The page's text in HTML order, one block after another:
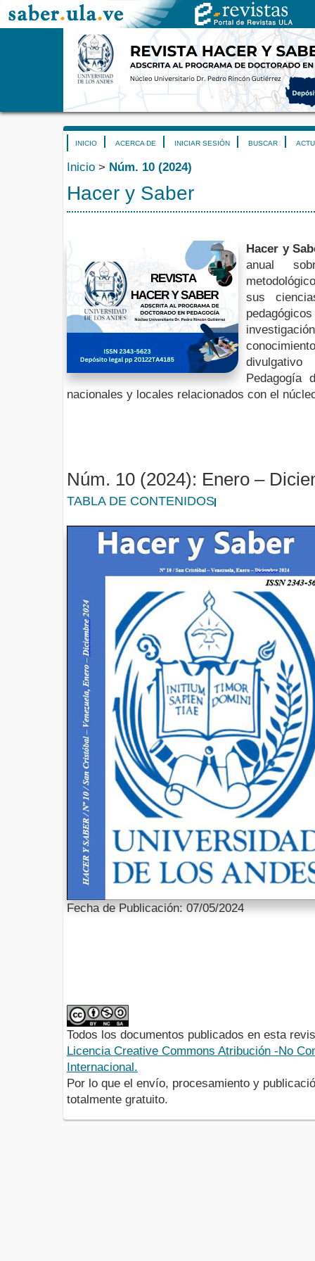
INICIO ACERCA DE INICIAR SESIÓN BUSCAR
Inicio > Núm. 10 (2024)
Hacer y Saber
Hacer y
anual
sus
Pedagogía
nacionales y locales relacionados con el
Núm. 10 (2024): Enero –
TABLA DE CONTENIDOS
Fecha de Publicación: 07/05/2024
Todos los documentos publicados en esta
Licencia Creative Commons Atribución -No
Internacional.
Por lo que el envío, procesamiento y
totalmente gratuito.